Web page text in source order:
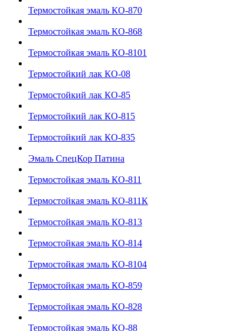
Термостойкая эмаль КО-870
Термостойкая эмаль КО-868
Термостойкая эмаль КО-8101
Термостойкий лак КО-08
Термостойкий лак КО-85
Термостойкий лак КО-815
Термостойкий лак КО-835
Эмаль СпецКор Патина
Термостойкая эмаль КО-811
Термостойкая эмаль КО-811К
Термостойкая эмаль КО-813
Термостойкая эмаль КО-814
Термостойкая эмаль КО-8104
Термостойкая эмаль КО-859
Термостойкая эмаль КО-828
Термостойкая эмаль КО-88